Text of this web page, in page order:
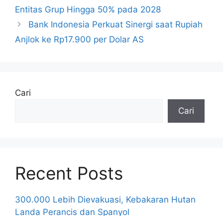
Entitas Grup Hingga 50% pada 2028
Bank Indonesia Perkuat Sinergi saat Rupiah
Anjlok ke Rp17.900 per Dolar AS
Cari
Cari
Recent Posts
300.000 Lebih Dievakuasi, Kebakaran Hutan
Landa Perancis dan Spanyol